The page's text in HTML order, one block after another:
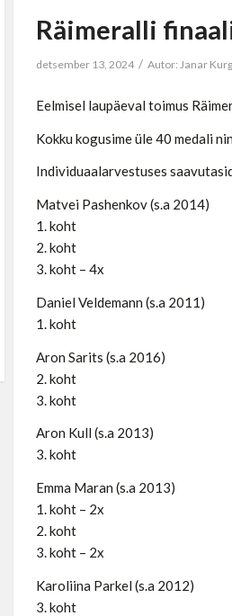
Räimeralli
detsember 13, 2024 / Autor:Janar
Eelmisel laupäeval toimus
Kokku kogusime üle 40 medali
Individuaalarvestuses
Matvei Pashenkov (s.a 2014)
1. koht
2. koht
3. koht – 4x
Daniel Veldemann (s.a 2011)
1. koht
Aron Sarits (s.a 2016)
2. koht
3. koht
Aron Kull (s.a 2013)
3. koht
Emma Maran (s.a 2013)
1. koht – 2x
2. koht
3. koht – 2x
Karoliina Parkel (s.a 2012)
3. koht